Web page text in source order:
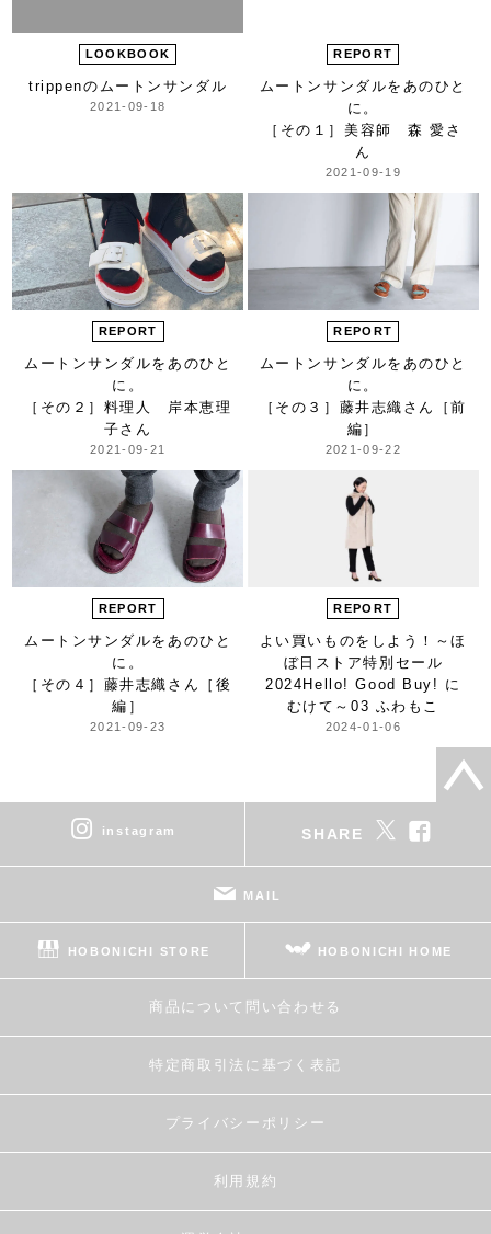
LOOKBOOK
trippenのムートンサンダル
2021-09-18
REPORT
ムートンサンダルをあのひと
に。
［その１］美容師 森 愛さ
ん
2021-09-19
REPORT
ムートンサンダルをあのひと
に。
［その２］料理人 岸本恵理
子さん
2021-09-21
REPORT
ムートンサンダルをあのひと
に。
［その３］藤井志織さん［前
編］
2021-09-22
REPORT
ムートンサンダルをあのひと
に。
［その４］藤井志織さん［後
編］
2021-09-23
REPORT
よい買いものをしよう！ ～ほ
ぼ日ストア特別セール
2024Hello! Good Buy! に
むけて～03 ふわもこ
2024-01-06
instagram SHARE
MAIL
HOBONICHI STORE HOBONICHI HOME
商品について問い合わせる
特定商取引法に基づく表記
プライバシーポリシー
利用規約